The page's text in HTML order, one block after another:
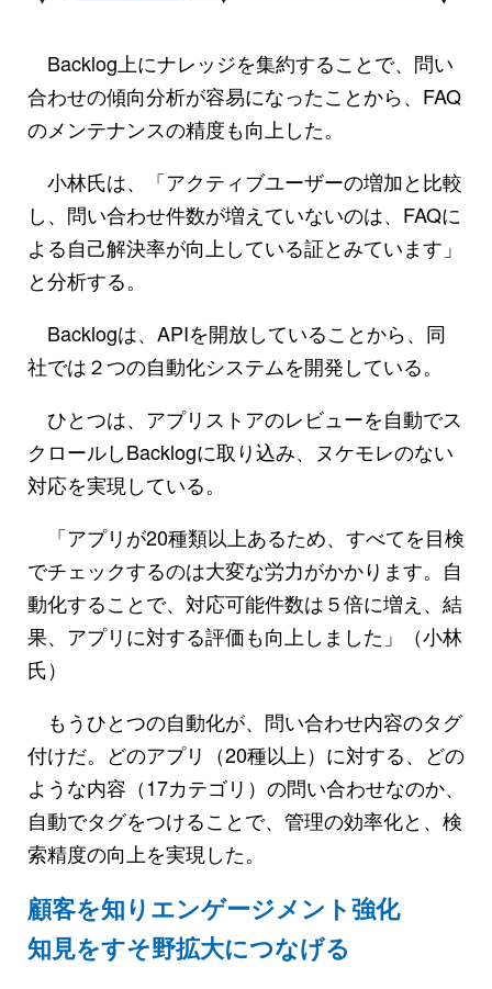
Backlog上にナレッジを集約することで、問い
合わせの傾向分析が容易になったことから、FAQ
のメンテナンスの精度も向上した。
小林氏は、「アクティブユーザーの増加と比較
し、問い合わせ件数が増えていないのは、FAQに
よる自己解決率が向上している証とみています」
と分析する。
Backlogは、APIを開放していることから、同
社では２つの自動化システムを開発している。
ひとつは、アプリストアのレビューを自動でス
クロールしBacklogに取り込み、ヌケモレのない
対応を実現している。
「アプリが20種類以上あるため、すべてを目検
でチェックするのは大変な労力がかかります。自
動化することで、対応可能件数は５倍に増え、結
果、アプリに対する評価も向上しました」（小林
氏）
もうひとつの自動化が、問い合わせ内容のタグ
付けだ。どのアプリ（20種以上）に対する、どの
ような内容（17カテゴリ）の問い合わせなのか、
自動でタグをつけることで、管理の効率化と、検
索精度の向上を実現した。
顧客を知りエンゲージメント強化
知見をすそ野拡大につなげる